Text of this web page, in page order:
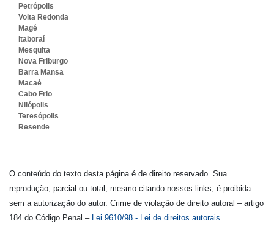
Petrópolis
Volta Redonda
Magé
Itaboraí
Mesquita
Nova Friburgo
Barra Mansa
Macaé
Cabo Frio
Nilópolis
Teresópolis
Resende
O conteúdo do texto desta página é de direito reservado. Sua
reprodução, parcial ou total, mesmo citando nossos links, é proibida
sem a autorização do autor. Crime de violação de direito autoral – artigo
184 do Código Penal – Lei 9610/98 - Lei de direitos autorais